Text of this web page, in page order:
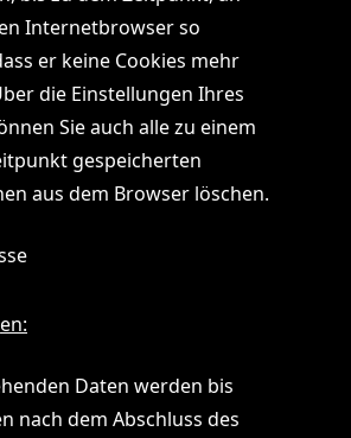
Internetbrowser so
er keine Cookies mehr
die Einstellungen Ihres
Sie auch alle zu einem
gespeicherten
aus dem Browser löschen.
Daten werden bis
nach dem Abschluss des